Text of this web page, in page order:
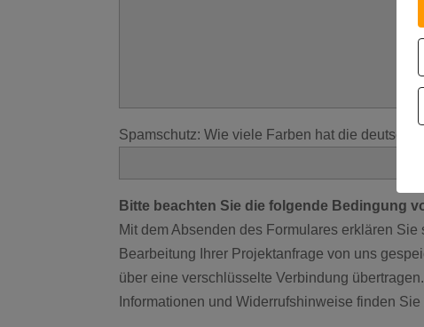
Spamschutz: Wie viele Farben hat die deutsche
Bitte beachten Sie die folgende Bedingung
Mit dem Absenden des Formulares erklären
Bearbeitung Ihrer Projektanfrage von uns
über eine verschlüsselte Verbindung
Informationen und Widerrufshinweise finden Sie